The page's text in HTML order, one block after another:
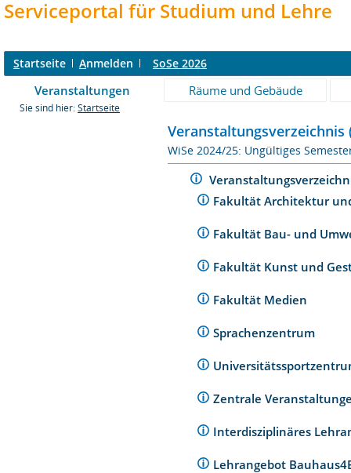
Serviceportal für Studium und Lehre
Startseite Anmelden SoSe 2026
Veranstaltungen Räume und Gebäude
Sie sind hier: Startseite
Veranstaltungsverzeichnis
WiSe 2024/25: Ungültiges
Fakultät Architektur
Fakultät Bau- und
Fakultät Kunst und
Fakultät Medien
Sprachenzentrum
Zentrale
Interdisziplinäres
Lehrangebot